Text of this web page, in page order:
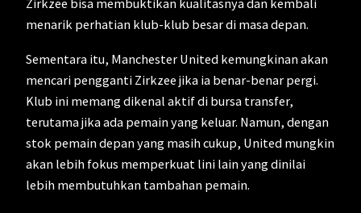
Zirkzee bisa membuktikan kualitasnya dan kembali
menarik perhatian klub-klub besar di masa depan.
Sementara itu, Manchester United kemungkinan akan
mencari pengganti Zirkzee jika ia benar-benar pergi.
Klub ini memang dikenal aktif di bursa transfer,
terutama jika ada pemain yang keluar. Namun, dengan
stok pemain depan yang masih cukup, United mungkin
akan lebih fokus memperkuat lini lain yang dinilai
lebih membutuhkan tambahan pemain.